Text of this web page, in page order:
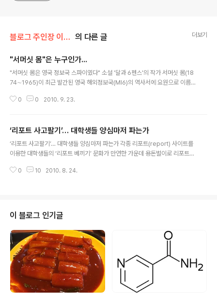
블로그 주인장 이야기/Miscellaneous 의 다른 글 더보기
"서머싯 몸"은 누구인가...
"서머싯 몸은 영국 정보국 스파이였다" 소설 '달과 6펜스'의 작가 서머싯 몸(18
74∼1965)이 최근 발간된 영국 해외정보국(MI6)의 역사서에 요원으로 이름
모옴(Somerset Maugham)"이라는 이름이 버젓이 알려져 있는데 "서머싯
법이죠. 게다가 원래 외래어 표기법은 우리나라 사람들의 의사소통을 위한 것이
므로 저 정도로 잘 알려진 사람 이름은 그냥 서머셋 모옴으로 하는 것이 맞는 것
같습니다. 하긴 뭐 독일사람 베토벤 이름도 "베이또우번"이라고 하는 사람..
0 0 2010. 9. 23.
‘리포트 사고팔기’… 대학생들 양심마저 파는가
‘리포트 사고팔기’… 대학생들 양심마저 파는가 각종 리포트(report) 사이트를
이용한 대학생들의 ‘리포트 베끼기’ 문화가 만연한 가운데 용돈벌이로 리포트를
학생들의 표절 불감증도 갈수록 심각해지고 있다는 지적이 많다. 저는 자기가
의욕이 없어지죠. 부산대에서 개발한 것인데 신라대학교 교수학습개발센터를
통해 얻어서 씁니다. 아직 상용화 된 것은 아니라더군요. 요즘 세상에는 어차피
깔린게 정보이..
0 10 2010. 8. 24.
이 블로그 인기글